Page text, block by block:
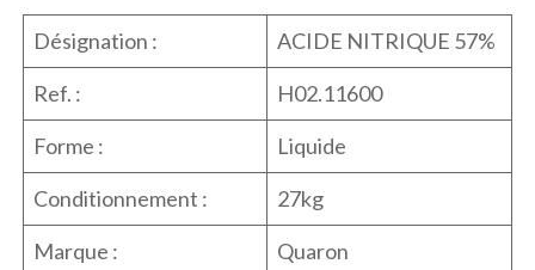
Désignation :
ACIDE NITRIQUE 57%
Ref. :
H02.11600
Forme :
Liquide
Conditionnement :
27kg
Marque :
Quaron